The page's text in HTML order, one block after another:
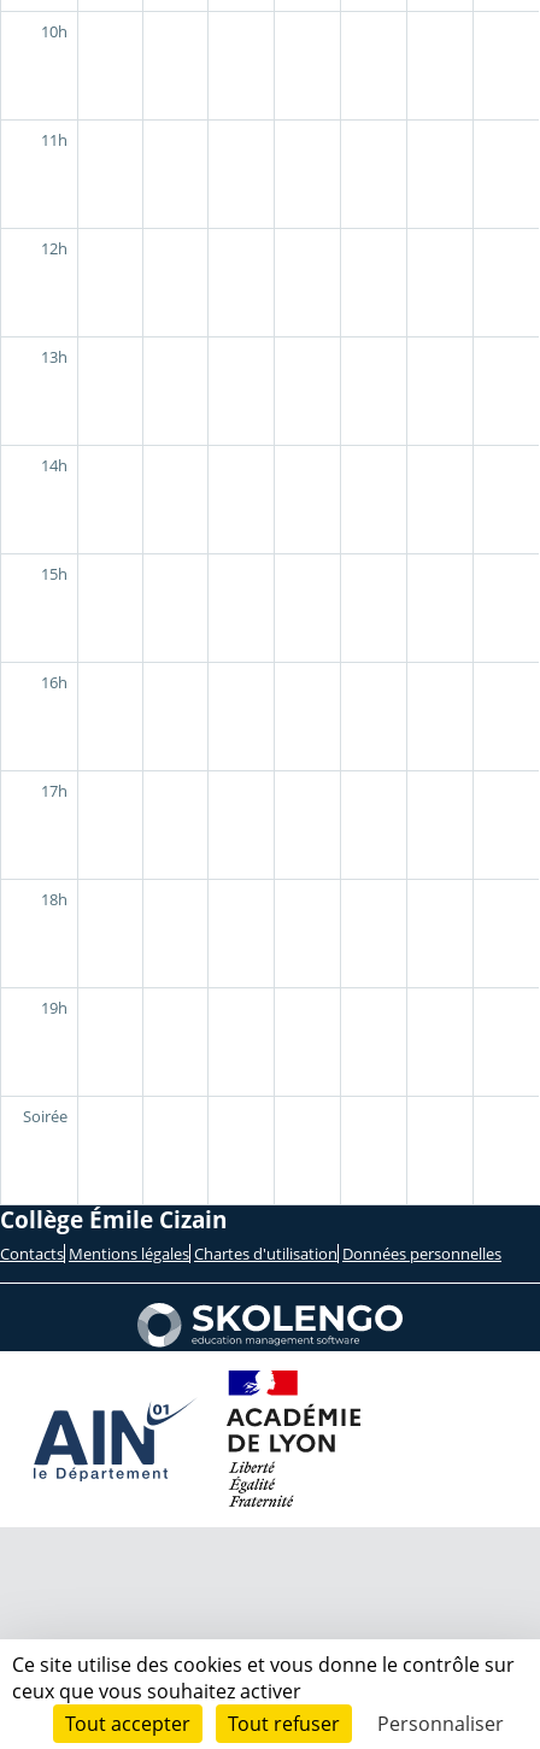
10h
11h
12h
13h
14h
15h
16h
17h
18h
19h
Soirée
Collège Émile Cizain
Contacts Mentions légales Chartes d'utilisation Données personnelles
Ce site utilise des cookies et vous donne le contrôle sur
ceux que vous souhaitez activer
Tout accepter
Tout refuser Personnaliser